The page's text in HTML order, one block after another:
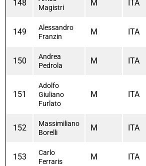
148
Magistri
M ITA
149
Alessandro
Franzin
M ITA
150
Andrea
Pedrola
M ITA
151
Adolfo
Giuliano
Furlato
M ITA
152
Massimiliano
Borelli
M ITA
153
Carlo
Ferraris
M ITA